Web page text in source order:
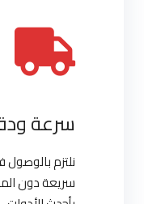
سرعة
نلتزم
سريعة دون